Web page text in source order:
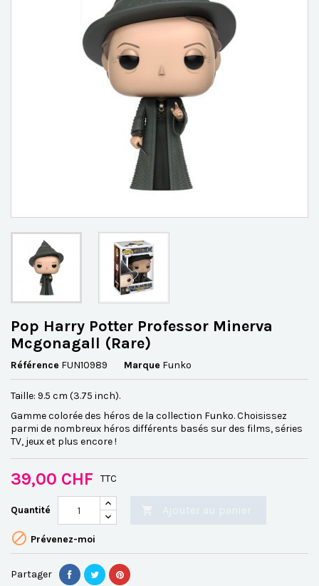
Pop Harry Potter Professor Minerva
Mcgonagall (Rare)
Référence FUN10989 Marque Funko
Taille: 9.5 cm (3.75 inch).
Gamme colorée des héros de la collection Funko. Choisissez
parmi de nombreux héros différents basés sur des films, séries
TV, jeux et plus encore !
39,00 CHF TTC
Quantité
 Prévenez-moi
Partager